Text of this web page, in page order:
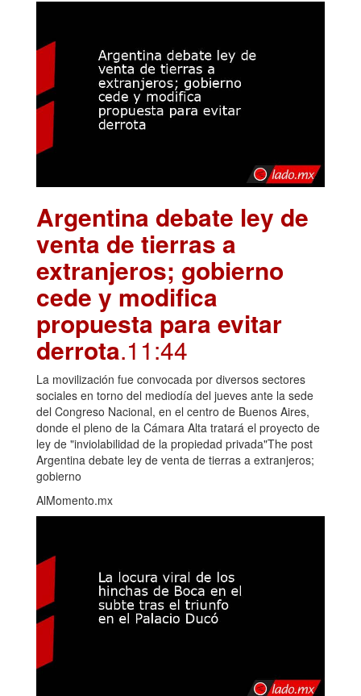
Argentina debate ley de
venta de tierras a
extranjeros; gobierno
cede y modifica
propuesta para evitar
derrota.11:44
La movilización fue convocada por diversos sectores
sociales en torno del mediodía del jueves ante la sede
del Congreso Nacional, en el centro de Buenos Aires,
donde el pleno de la Cámara Alta tratará el proyecto de
ley de "inviolabilidad de la propiedad privada"The post
Argentina debate ley de venta de tierras a extranjeros;
gobierno
AlMomento.mx